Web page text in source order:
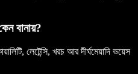
বানায়?
লেটেন্সি, খরচ আর দীর্ঘমেয়াদি ভয়েস